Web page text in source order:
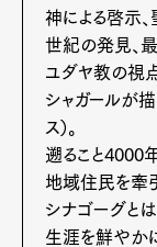
神による啓示、
世紀の発見、
ユダヤ教の視点
シャガールが
ス）。
遡ること4000
地域住民を牽
シナゴーグと
生涯を鮮やか